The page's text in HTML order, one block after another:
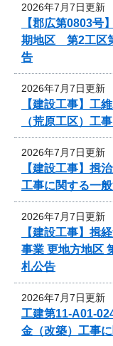
2026年7月7日更新
【郡広第0803
期地区 第2工区
告
2026年7月7日更新
【建設工事】
（荒原工区）工
2026年7月7日更新
【建設工事】揖
工事に関する一
2026年7月7日更新
【建設工事】揖
事業 更地方地区
札公告
2026年7月7日更新
工建第11-A01-
金（改築）工事